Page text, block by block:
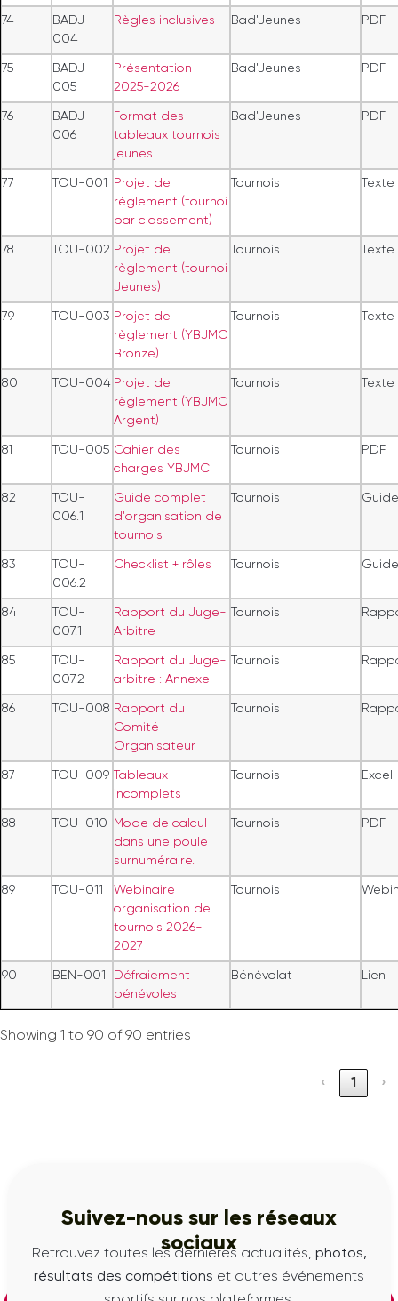
74
BADJ-
004
Règles inclusives Bad'Jeunes PDF
75
BADJ-
005
Présentation
2025-2026
Bad'Jeunes PDF
76
BADJ-
006
Format des
tableaux tournois
jeunes
Bad'Jeunes PDF
77 TOU-001
Projet de
règlement (tournoi
par classement)
Tournois Texte
78 TOU-002 Projet de
règlement (tournoi
Jeunes)
Tournois Texte
79 TOU-003 Projet de
règlement (YBJMC
Bronze)
Tournois Texte
80 TOU-004 Projet de
règlement (YBJMC
Argent)
Tournois Texte
81 TOU-005 Cahier des
charges YBJMC
Tournois PDF
82
TOU-
006.1
Guide complet
d'organisation de
tournois
Tournois Guide
83
TOU-
006.2
Checklist + rôles Tournois Guide
84
TOU-
007.1
Rapport du Juge-
Arbitre
Tournois
85
TOU-
007.2
Rapport du Juge-
arbitre : Annexe
Tournois
86 TOU-008 Rapport du
Comité
Organisateur
Tournois
87 TOU-009
Tableaux
incomplets
Tournois Excel
88 TOU-010
Mode de calcul
dans une poule
surnuméraire.
Tournois PDF
89 TOU-011
Webinaire
organisation de
tournois 2026-
2027
Tournois
90 BEN-001
Défraiement
bénévoles
Bénévolat Lien
Showing 1 to 90 of 90 entries
‹ 1 ›
Suivez-nous sur les réseaux
sociaux
Retrouvez toutes les dernières actualités, photos,
résultats des compétitions et autres événements